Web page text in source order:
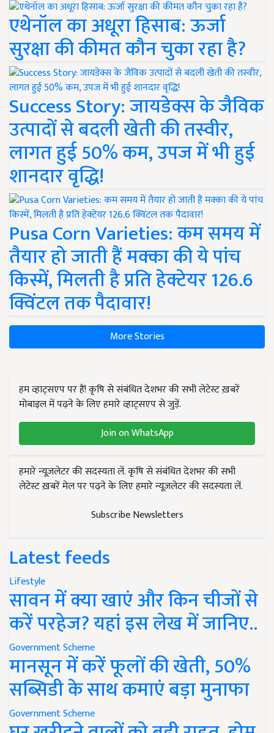
एथेनॉल का अधूरा हिसाब: ऊर्जा
सुरक्षा की कीमत कौन चुका रहा है?
Success Story: जायडेक्स के जैविक
उत्पादों से बदली खेती की तस्वीर,
लागत हुई 50% कम, उपज में भी हुई
शानदार वृद्धि!
Pusa Corn Varieties: कम समय में
तैयार हो जाती हैं मक्का की ये पांच
किस्में, मिलती है प्रति हेक्टेयर 126.6
क्विंटल तक पैदावार!
More Stories
हम व्हाट्सएप पर हैं! कृषि से संबंधित देशभर की सभी लेटेस्ट ख़बरें
मोबाइल में पढ़ने के लिए हमारे व्हाट्सएप से जुड़ें.
Join on WhatsApp
हमारे न्यूज़लेटर की सदस्यता लें. कृषि से संबंधित देशभर की सभी
लेटेस्ट ख़बरें मेल पर पढ़ने के लिए हमारे न्यूज़लेटर की सदस्यता लें.
Subscribe Newsletters
Latest feeds
Lifestyle
सावन में क्या खाएं और किन चीजों से
करें परहेज? यहां इस लेख में जानिए..
Government Scheme
मानसून में करें फूलों की खेती, 50%
सब्सिडी के साथ कमाएं बड़ा मुनाफा
Government Scheme